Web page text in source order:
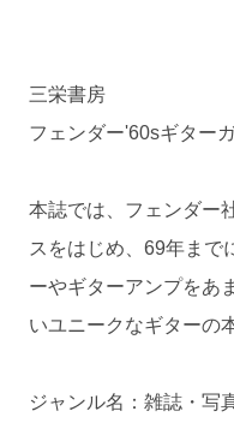
三栄書房
フェンダー'60sギター
本誌では、フェンダー
スをはじめ、69年まで
ーやギターアンプをあ
いユニークなギターの
ジャンル名：雑誌・写